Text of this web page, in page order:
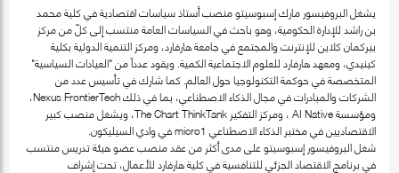
يشغل البروفيسور مارك إسبوسيتو منصب أستاذ سياسات اقتصادية في كلية محمد
بن راشد للإدارة الحكومية، وهو باحث في السياسات العامة منتسب إلى كلّ من مركز
بيركمان كلاين للإنترنت والمجتمع في جامعة هارفارد، ومركز التنمية الدولية بكلية
كينيدي، ومعهد هارفارد للعلوم الاجتماعية الكمية. ويقود عدداً من "العيادات السياسية"
المتخصصة في حوكمة التكنولوجيا حول العالم. كما شارك في تأسيس عدد من
الشركات والمبادرات في مجال الذكاء الاصطناعي، بما في ذلك Nexus FrontierTech،
ومؤسسة AI Native ، ومركز التفكير The Chart ThinkTank، ويشغل منصب كبير
الاقتصاديين في مختبر الذكاء الاصطناعي micro1 في وادي السيليكون.
شغل البروفيسور إسبوسيتو على مدى أكثر من عقد منصب عضو هيئة تدريس منتسب
في برنامج الاقتصاد الجزئي للتنافسية في كلية هارفارد للأعمال، تحت إشراف